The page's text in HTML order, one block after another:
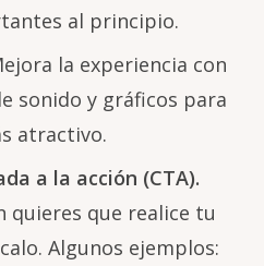
al principio.
la experiencia con
sonido y gráficos para
atractivo.
a la acción (CTA).
quieres que realice tu
Algunos ejemplos: